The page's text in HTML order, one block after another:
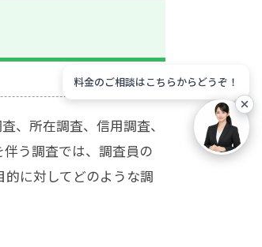
、所在調査、信用調査、
う調査では、調査員の
に対してどのような調
料金のご相談はこちらからどうぞ！